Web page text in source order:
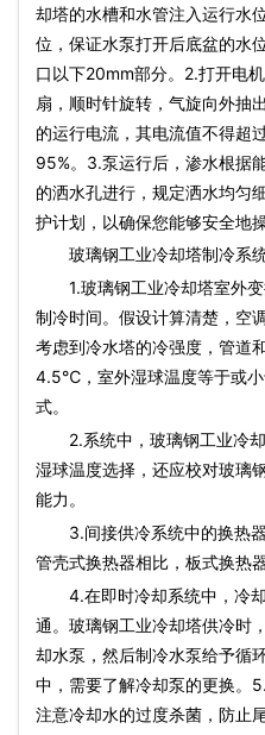
却塔的水槽和水管注入运行水
位，保证水泵打开后底盆的水
口以下20mm部分。2.打开电
扇，顺时针旋转，气旋向外抽
的运行电流，其电流值不得超
95%。3.泵运行后，渗水根据
的洒水孔进行，规定洒水均匀
护计划，以确保您能够安全地
玻璃钢工业冷却塔制冷系
1.玻璃钢工业冷却塔室外变
制冷时间。假设计算清楚，空
考虑到冷水塔的冷强度，管道
4.5℃，室外湿球温度等于或
式。
2.系统中，玻璃钢工业冷却
湿球温度选择，还应校对玻璃
能力。
3.间接供冷系统中的换热器
管壳式换热器相比，板式换热
4.在即时冷却系统中，冷却
通。玻璃钢工业冷却塔供冷时
却水泵，然后制冷水泵给予循
中，需要了解冷却泵的更换。
注意冷却水的过度杀菌，防止